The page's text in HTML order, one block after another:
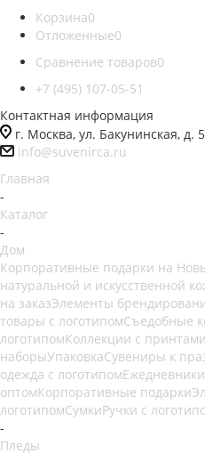
Корзина0
Отложенные0
Сравнение товаров0
+7 (495) 107-05-51
Контактная информация
г. Москва, ул. Бакунинская, д.
info@suvenirca.ru
Главная
-
Каталог
-
Дом
Корпоративные подарки на
натуральной и искусственной
на заказЭлементы
товары с логотипомСъедобные
логотипомКоллекции с принтами
наборыУпаковкаСувениры к
одежда с логотипом
оптомКорпоративные подарки
логотипомСумкиРучки с
-
Пледы